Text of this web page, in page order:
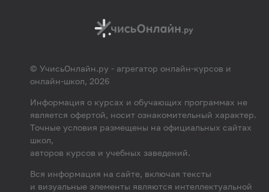
© УчисьОнлайн.ру - агрегатор онлайн-курсов и
онлайн-школ, 2026
Информация о курсах и обучающих программах не
является офертой, носит ознакомительный характер.
Точные условия размещены на официальных сайтах
школ,
авторов курсов и учебных заведений.
Вся информация на сайте, включая тексты
и визуальные элементы являются интеллектуальной